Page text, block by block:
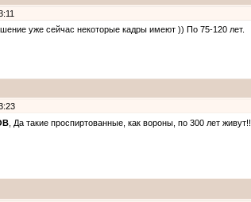
уже сейчас некоторые кадры имеют )) По 75-120 лет.
, Да такие проспиртованные, как вороны, по 300 лет живут!!